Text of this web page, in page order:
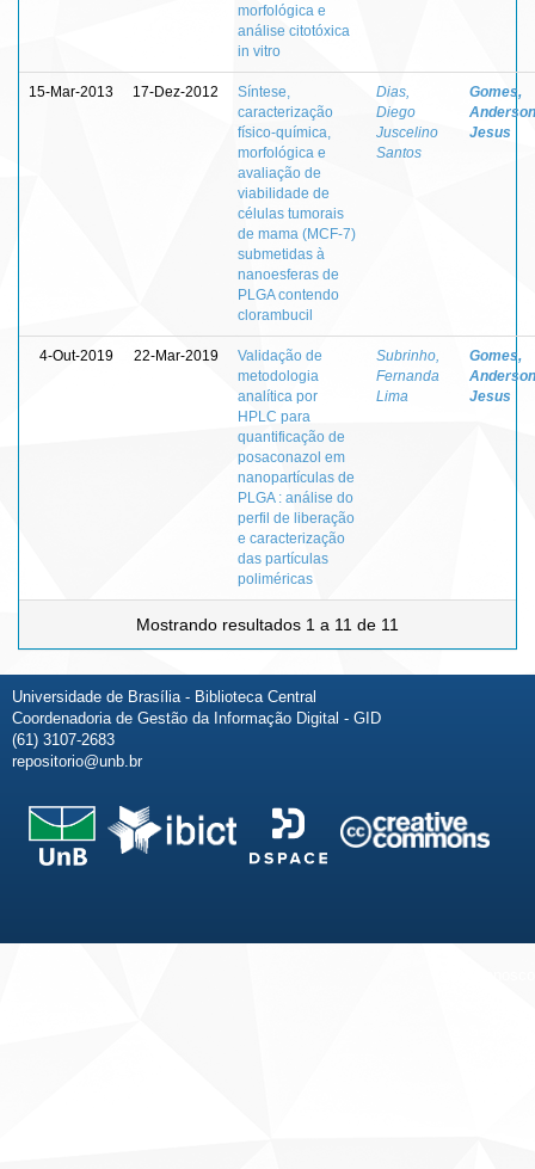
morfológica e
análise citotóxica
in vitro
15-Mar-2013 17-Dez-2012
Síntese,
caracterização
físico-química,
morfológica e
avaliação de
viabilidade de
células tumorais
de mama (MCF-7)
submetidas à
nanoesferas de
PLGA contendo
clorambucil
Dias,
Diego
Juscelino
Santos
Gomes,
Jesus
4-Out-2019 22-Mar-2019
Validação de
metodologia
analítica por
HPLC para
quantificação de
posaconazol em
nanopartículas de
PLGA : análise do
perfil de liberação
e caracterização
das partículas
poliméricas
Subrinho,
Fernanda
Lima
Gomes,
Jesus
Mostrando resultados 1 a 11 de 11
Universidade de Brasília - Biblioteca Central
Coordenadoria de Gestão da Informação Digital - GID
(61) 3107-2683
repositorio@unb.br